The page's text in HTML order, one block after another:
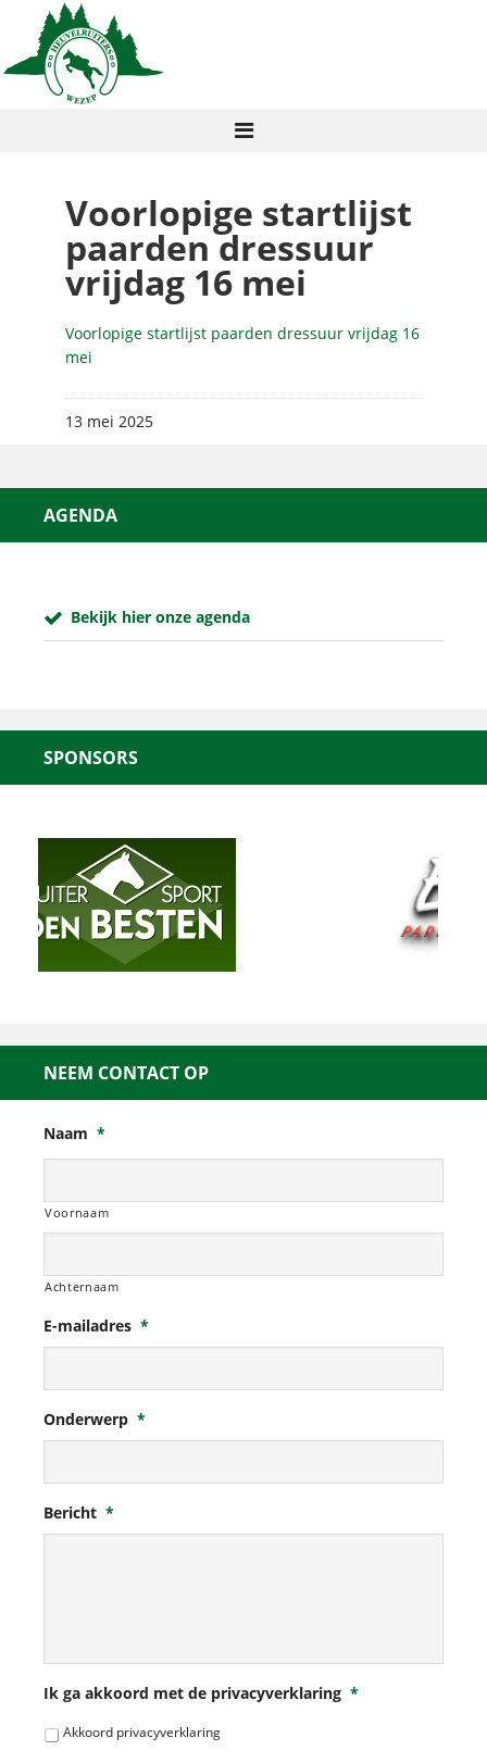
Voorlopige startlijst
paarden dressuur
vrijdag 16 mei
Voorlopige startlijst paarden dressuur vrijdag 16
mei
13 mei 2025
AGENDA
Bekijk hier onze agenda
SPONSORS
NEEM CONTACT OP
Naam *
Voornaam
Achternaam
E-mailadres *
Onderwerp *
Bericht *
Ik ga akkoord met de privacyverklaring *
Akkoord privacyverklaring